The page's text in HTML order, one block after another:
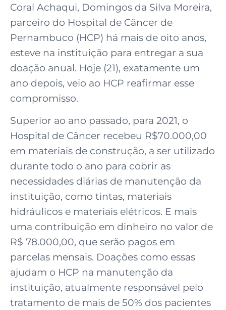
Coral Achaqui, Domingos da Silva Moreira,
parceiro do Hospital de Câncer de
Pernambuco (HCP) há mais de oito anos,
esteve na instituição para entregar a sua
doação anual. Hoje (21), exatamente um
ano depois, veio ao HCP reafirmar esse
compromisso.
Superior ao ano passado, para 2021, o
Hospital de Câncer recebeu R$70.000,00
em materiais de construção, a ser utilizado
durante todo o ano para cobrir as
necessidades diárias de manutenção da
instituição, como tintas, materiais
hidráulicos e materiais elétricos. E mais
uma contribuição em dinheiro no valor de
R$ 78.000,00, que serão pagos em
parcelas mensais. Doações como essas
ajudam o HCP na manutenção da
instituição, atualmente responsável pelo
tratamento de mais de 50% dos pacientes